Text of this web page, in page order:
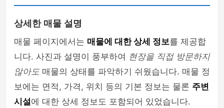
상세한 매물 설명
매물 페이지에서는 매물에 대한 상세 정보를 제공합
니다. 사진과 설명이 풍부하여 현장을 직접 방문하지
않아도 매물의 상태를 파악하기 쉬웠습니다. 매물 정
보에는 면적, 가격, 위치 등의 기본 정보는 물론 주변
시설에 대한 상세 정보도 포함되어 있었습니다.